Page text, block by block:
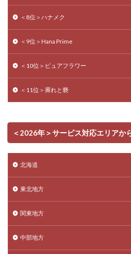
＜8位＞ハナメク
＜9位＞Hana Prime
＜10位＞ピュアフラワー
＜11位＞霽れと褻
＜2026年＞サービス対応エリアか
北海道
東北地方
関東地方
中部地方